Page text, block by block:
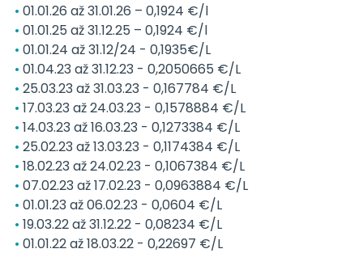
01.01.26 až 31.01.26 – 0,1924 €/l
01.01.25 až 31.12.25 – 0,1924 €/l
01.01.24 až 31.12/24 - 0,1935€/L
01.04.23 až 31.12.23 - 0,2050665 €/L
25.03.23 až 31.03.23 - 0,167784 €/L
17.03.23 až 24.03.23 - 0,1578884 €/L
14.03.23 až 16.03.23 - 0,1273384 €/L
25.02.23 až 13.03.23 - 0,1174384 €/L
18.02.23 až 24.02.23 - 0,1067384 €/L
07.02.23 až 17.02.23 - 0,0963884 €/L
01.01.23 až 06.02.23 - 0,0604 €/L
19.03.22 až 31.12.22 - 0,08234 €/L
01.01.22 až 18.03.22 - 0,22697 €/L